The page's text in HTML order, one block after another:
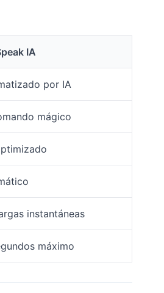
IA
por IA
mágico
instantáneas
máximo